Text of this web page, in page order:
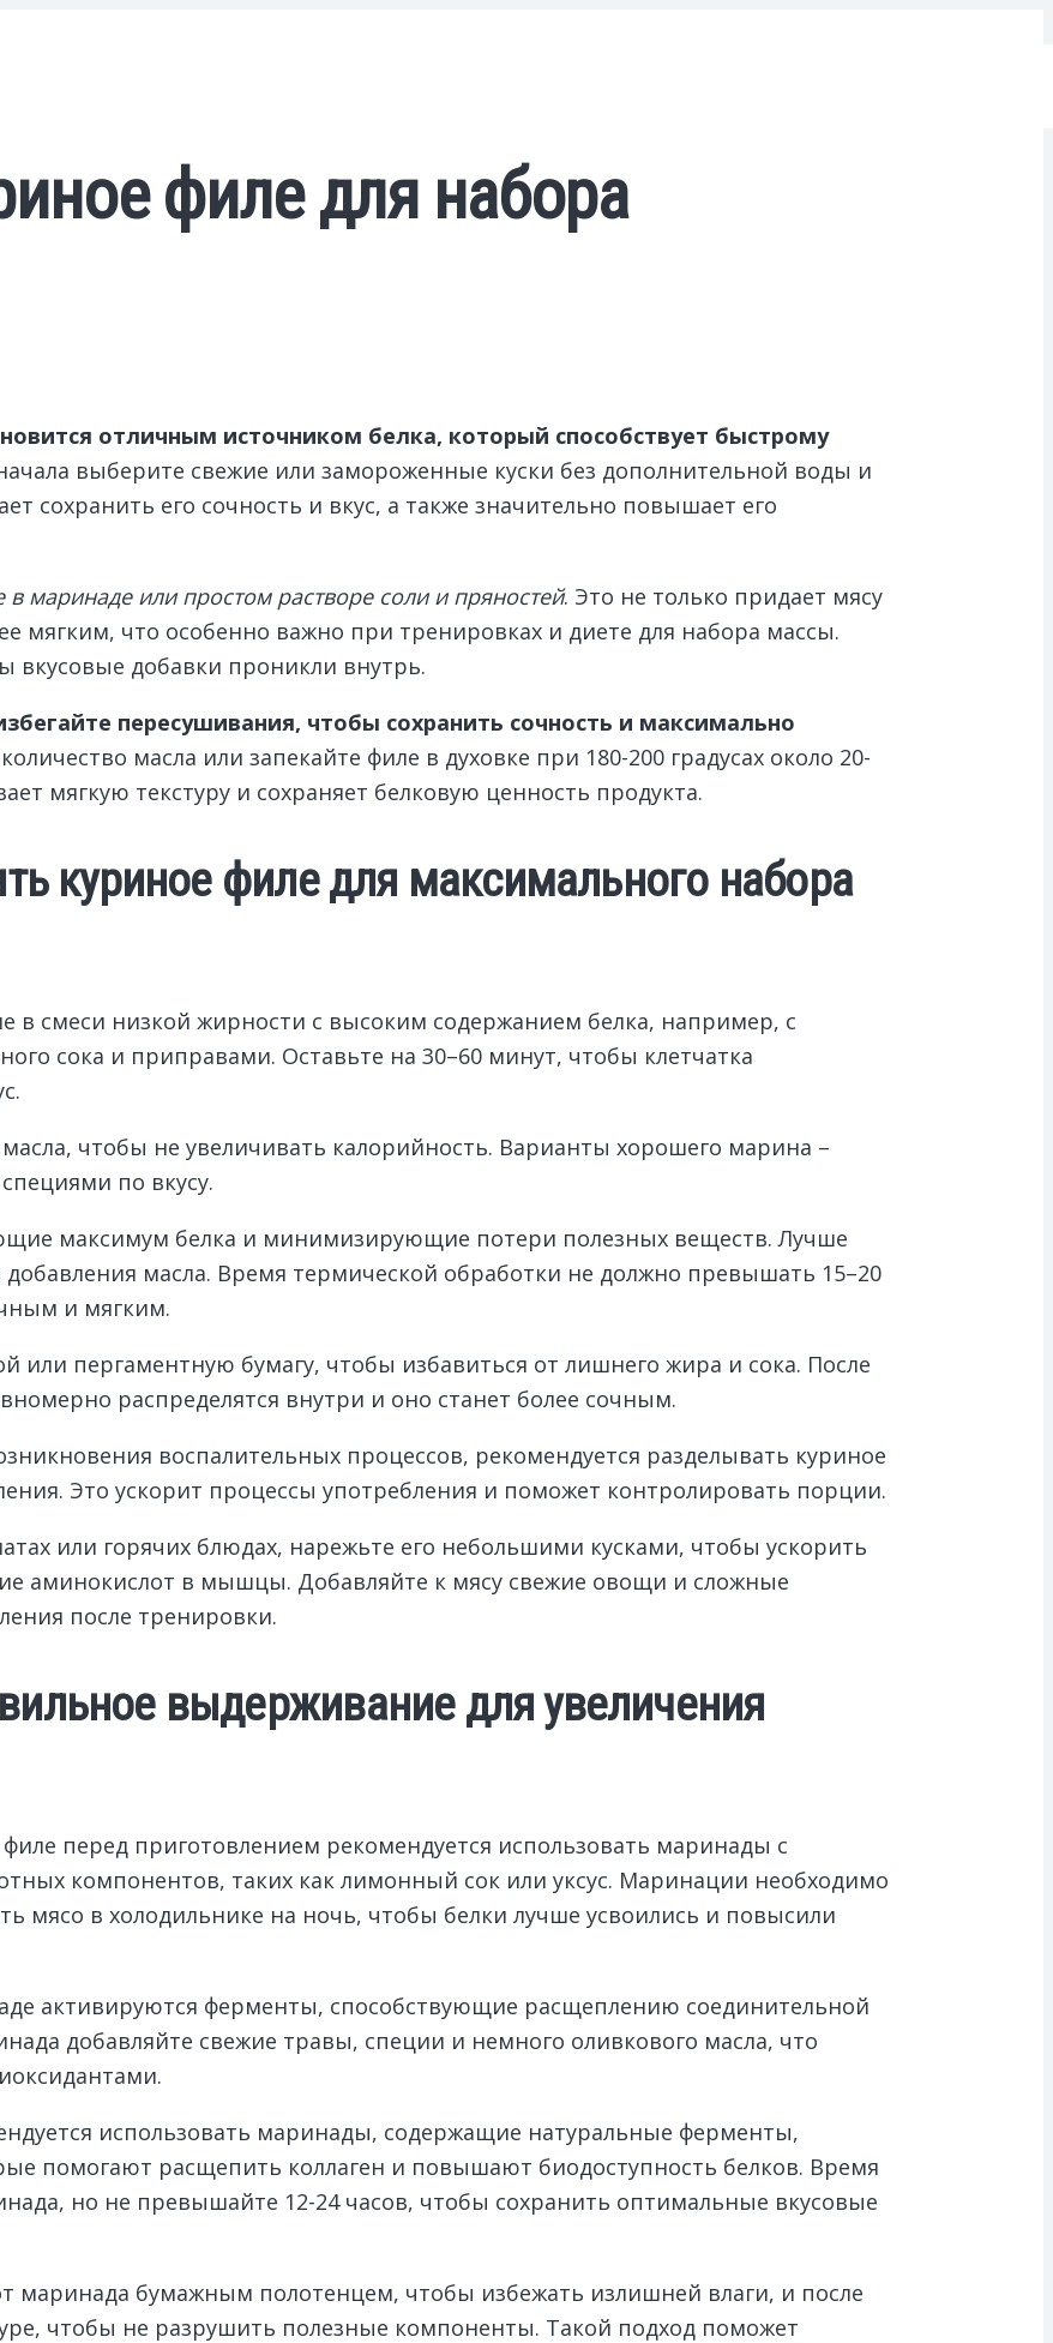
филе для набора
отличным источником белка, который способствует быстрому
выберите свежие или замороженные куски без дополнительной воды и
сохранить его сочность и вкус, а также значительно повышает его
маринаде или простом растворе соли и пряностей. Это не только придает мясу
мягким, что особенно важно при тренировках и диете для набора массы.
вкусовые добавки проникли внутрь.
пересушивания, чтобы сохранить сочность и максимально
масла или запекайте филе в духовке при 180-200 градусах около 20-
мягкую текстуру и сохраняет белковую ценность продукта.
куриное филе для максимального набора
в смеси низкой жирности с высоким содержанием белка, например, с
сока и приправами. Оставьте на 30–60 минут, чтобы клетчатка
чтобы не увеличивать калорийность. Варианты хорошего марина –
по вкусу.
максимум белка и минимизирующие потери полезных веществ. Лучше
добавления масла. Время термической обработки не должно превышать 15–20
и мягким.
или пергаментную бумагу, чтобы избавиться от лишнего жира и сока. После
распределятся внутри и оно станет более сочным.
воспалительных процессов, рекомендуется разделывать куриное
Это ускорит процессы употребления и поможет контролировать порции.
или горячих блюдах, нарежьте его небольшими кусками, чтобы ускорить
аминокислот в мышцы. Добавляйте к мясу свежие овощи и сложные
после тренировки.
выдерживание для увеличения
перед приготовлением рекомендуется использовать маринады с
компонентов, таких как лимонный сок или уксус. Маринации необходимо
мясо в холодильнике на ночь, чтобы белки лучше усвоились и повысили
активируются ферменты, способствующие расщеплению соединительной
добавляйте свежие травы, специи и немного оливкового масла, что
использовать маринады, содержащие натуральные ферменты,
помогают расщепить коллаген и повышают биодоступность белков. Время
но не превышайте 12-24 часов, чтобы сохранить оптимальные вкусовые
маринада бумажным полотенцем, чтобы избежать излишней влаги, и после
чтобы не разрушить полезные компоненты. Такой подход поможет